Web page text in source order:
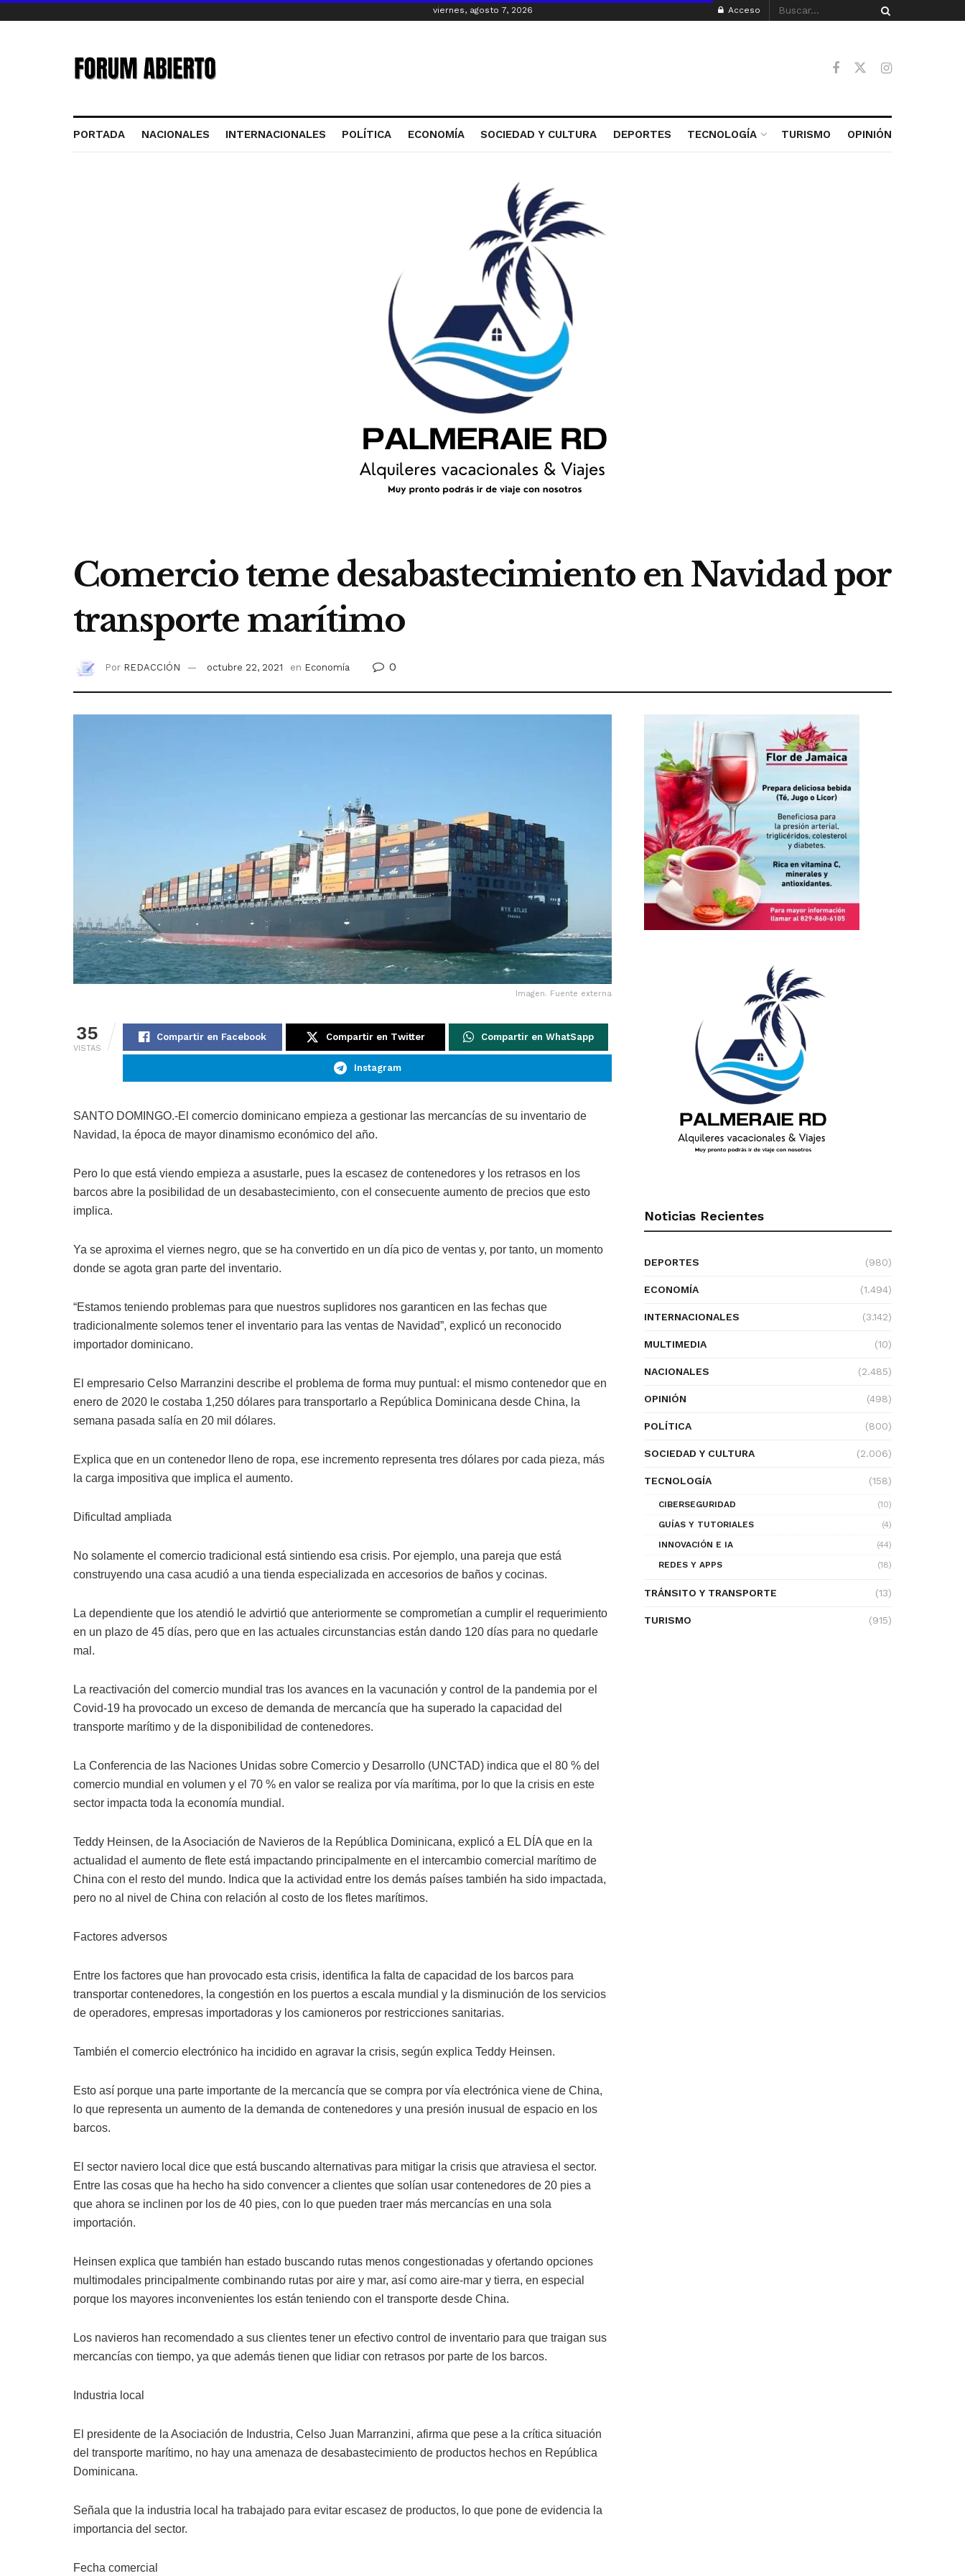
viernes, agosto 7, 2026 Acceso
PORTADA NACIONALES INTERNACIONALES POLÍTICA ECONOMÍA SOCIEDAD Y CULTURA DEPORTES TECNOLOGÍA TURISMO OPINIÓN
Comercio teme desabastecimiento en Navidad por
transporte marítimo
Por REDACCIÓN octubre 22, 2021 en Economía 0
Imagen. Fuente externa
35
VISTAS
Compartir en Facebook Compartir en Twitter Compartir en WhatSapp
Instagram
SANTO DOMINGO.-El comercio dominicano empieza a gestionar las mercancías de su inventario de
Navidad, la época de mayor dinamismo económico del año.
Pero lo que está viendo empieza a asustarle, pues la escasez de contenedores y los retrasos en los
barcos abre la posibilidad de un desabastecimiento, con el consecuente aumento de precios que esto
implica.
Ya se aproxima el viernes negro, que se ha convertido en un día pico de ventas y, por tanto, un momento
donde se agota gran parte del inventario.
“Estamos teniendo problemas para que nuestros suplidores nos garanticen en las fechas que
tradicionalmente solemos tener el inventario para las ventas de Navidad”, explicó un reconocido
importador dominicano.
El empresario Celso Marranzini describe el problema de forma muy puntual: el mismo contenedor que en
enero de 2020 le costaba 1,250 dólares para transportarlo a República Dominicana desde China, la
semana pasada salía en 20 mil dólares.
Explica que en un contenedor lleno de ropa, ese incremento representa tres dólares por cada pieza, más
la carga impositiva que implica el aumento.
Dificultad ampliada
No solamente el comercio tradicional está sintiendo esa crisis. Por ejemplo, una pareja que está
construyendo una casa acudió a una tienda especializada en accesorios de baños y cocinas.
La dependiente que los atendió le advirtió que anteriormente se comprometían a cumplir el requerimiento
en un plazo de 45 días, pero que en las actuales circunstancias están dando 120 días para no quedarle
mal.
La reactivación del comercio mundial tras los avances en la vacunación y control de la pandemia por el
Covid-19 ha provocado un exceso de demanda de mercancía que ha superado la capacidad del
transporte marítimo y de la disponibilidad de contenedores.
La Conferencia de las Naciones Unidas sobre Comercio y Desarrollo (UNCTAD) indica que el 80 % del
comercio mundial en volumen y el 70 % en valor se realiza por vía marítima, por lo que la crisis en este
sector impacta toda la economía mundial.
Teddy Heinsen, de la Asociación de Navieros de la República Dominicana, explicó a EL DÍA que en la
actualidad el aumento de flete está impactando principalmente en el intercambio comercial marítimo de
China con el resto del mundo. Indica que la actividad entre los demás países también ha sido impactada,
pero no al nivel de China con relación al costo de los fletes marítimos.
Factores adversos
Entre los factores que han provocado esta crisis, identifica la falta de capacidad de los barcos para
transportar contenedores, la congestión en los puertos a escala mundial y la disminución de los servicios
de operadores, empresas importadoras y los camioneros por restricciones sanitarias.
También el comercio electrónico ha incidido en agravar la crisis, según explica Teddy Heinsen.
Esto así porque una parte importante de la mercancía que se compra por vía electrónica viene de China,
lo que representa un aumento de la demanda de contenedores y una presión inusual de espacio en los
barcos.
El sector naviero local dice que está buscando alternativas para mitigar la crisis que atraviesa el sector.
Entre las cosas que ha hecho ha sido convencer a clientes que solían usar contenedores de 20 pies a
que ahora se inclinen por los de 40 pies, con lo que pueden traer más mercancías en una sola
importación.
Heinsen explica que también han estado buscando rutas menos congestionadas y ofertando opciones
multimodales principalmente combinando rutas por aire y mar, así como aire-mar y tierra, en especial
porque los mayores inconvenientes los están teniendo con el transporte desde China.
Los navieros han recomendado a sus clientes tener un efectivo control de inventario para que traigan sus
mercancías con tiempo, ya que además tienen que lidiar con retrasos por parte de los barcos.
Industria local
El presidente de la Asociación de Industria, Celso Juan Marranzini, afirma que pese a la crítica situación
del transporte marítimo, no hay una amenaza de desabastecimiento de productos hechos en República
Dominicana.
Señala que la industria local ha trabajado para evitar escasez de productos, lo que pone de evidencia la
importancia del sector.
Fecha comercial
Noticias Recientes
DEPORTES (980)
ECONOMÍA (1.494)
INTERNACIONALES (3.142)
MULTIMEDIA (10)
NACIONALES (2.485)
OPINIÓN (498)
POLÍTICA (800)
SOCIEDAD Y CULTURA (2.006)
TECNOLOGÍA (158)
CIBERSEGURIDAD
(10)
GUÍAS Y TUTORIALES
(4)
INNOVACIÓN E IA
(44)
REDES Y APPS
(18)
TRÁNSITO Y TRANSPORTE (13)
TURISMO (915)